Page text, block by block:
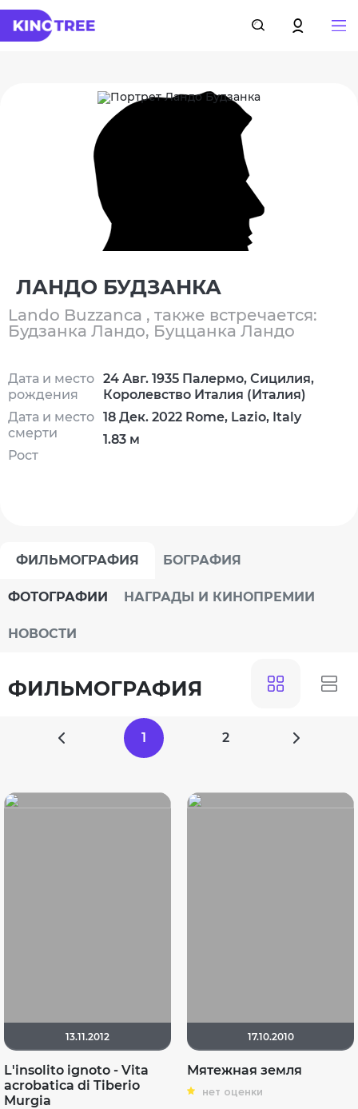
ЛАНДО БУДЗАНКА
Lando Buzzanca , также встречается:
Будзанка Ландо, Буццанка Ландо
Дата и место
рождения
Дата и место
смерти
Рост
24 Авг. 1935 Палермо, Сицилия,
Королевство Италия (Италия)
18 Дек. 2022 Rome, Lazio, Italy
1.83 м
ФИЛЬМОГРАФИЯ БОГРАФИЯ
ФОТОГРАФИИ НАГРАДЫ И КИНОПРЕМИИ
НОВОСТИ
ФИЛЬМОГРАФИЯ
1 2
13.11.2012
L'insolito ignoto - Vita
acrobatica di Tiberio
Murgia
17.10.2010
Мятежная земля
нет оценки